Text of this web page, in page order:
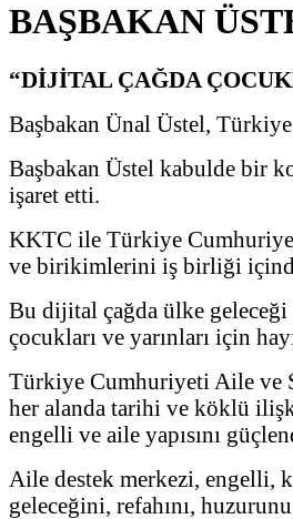
BAŞBAKAN
“DİJİTAL ÇAĞDA
Başbakan Ünal Üstel,
Başbakan Üstel kabulde bir
işaret etti.
KKTC ile Türkiye
ve birikimlerini iş birliği
Bu dijital çağda ülke geleceği
çocukları ve yarınları için
Türkiye Cumhuriyeti Aile ve
her alanda tarihi ve köklü
engelli ve aile yapısını
Aile destek merkezi, engelli,
geleceğini, refahını,